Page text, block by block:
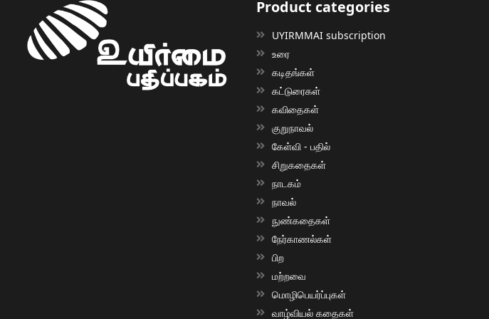
Product categories
UYIRMMAI subscription
உரை
கடிதங்கள்
கட்டுரைகள்
கவிதைகள்
குறுநாவல்
கேள்வி - பதில்
சிறுகதைகள்
நாடகம்
நாவல்
நுண்கதைகள்
நேர்காணல்கள்
பிற
மற்றவை
மொழிபெயர்ப்புகள்
வாழ்வியல் கதைகள்